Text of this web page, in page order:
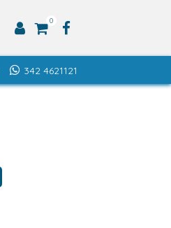
0
342 4621121